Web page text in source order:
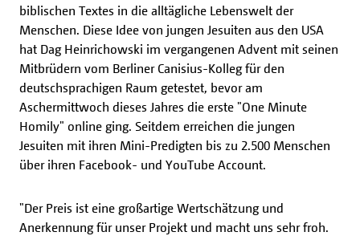
biblischen Textes in die alltägliche Lebenswelt der
Menschen. Diese Idee von jungen Jesuiten aus den USA
hat Dag Heinrichowski im vergangenen Advent mit seinen
Mitbrüdern vom Berliner Canisius-Kolleg für den
deutschsprachigen Raum getestet, bevor am
Aschermittwoch dieses Jahres die erste "One Minute
Homily" online ging. Seitdem erreichen die jungen
Jesuiten mit ihren Mini-Predigten bis zu 2.500 Menschen
über ihren Facebook- und YouTube Account.
"Der Preis ist eine großartige Wertschätzung und
Anerkennung für unser Projekt und macht uns sehr froh.